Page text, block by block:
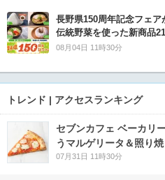
長野県150周年記念フェ
伝統野菜を使った新商品
08月04日 11時30分
トレンド | アクセスランキング
セブンカフェ ベーカリ
うマルゲリータ＆照り
07月31日 11時30分